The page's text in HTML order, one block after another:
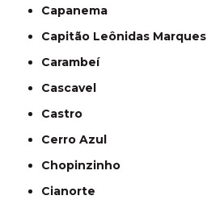
Capanema
Capitão Leônidas Marques
Carambeí
Cascavel
Castro
Cerro Azul
Chopinzinho
Cianorte